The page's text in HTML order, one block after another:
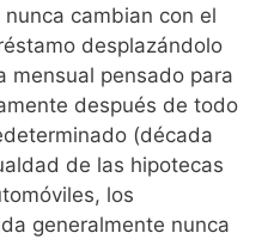
cambian con el
desplazándolo
mensual pensado para
después de todo
(década
de las hipotecas
los
generalmente nunca